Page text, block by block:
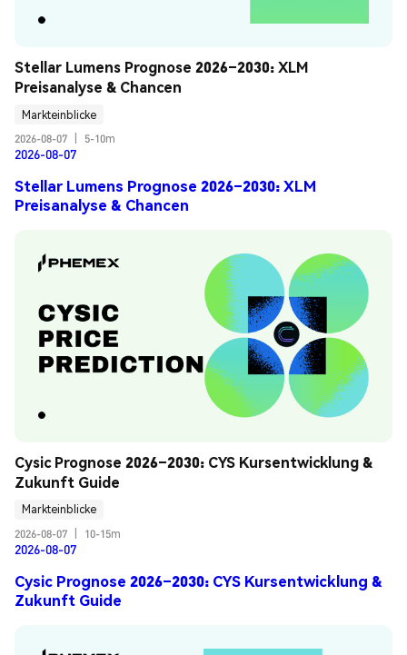
Stellar Lumens Prognose 2026–2030: XLM
Preisanalyse & Chancen
Markteinblicke
2026-08-07
5-10m
2026-08-07
Stellar Lumens Prognose 2026–2030: XLM
Preisanalyse & Chancen
Cysic Prognose 2026–2030: CYS Kursentwicklung &
Zukunft Guide
Markteinblicke
2026-08-07
10-15m
2026-08-07
Cysic Prognose 2026–2030: CYS Kursentwicklung &
Zukunft Guide